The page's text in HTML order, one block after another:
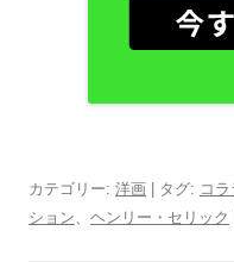
カテゴリー: 洋画 | タグ: コ
ション
ヘンリー・セリック